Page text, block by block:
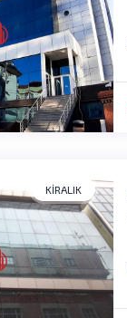
KIRALIK